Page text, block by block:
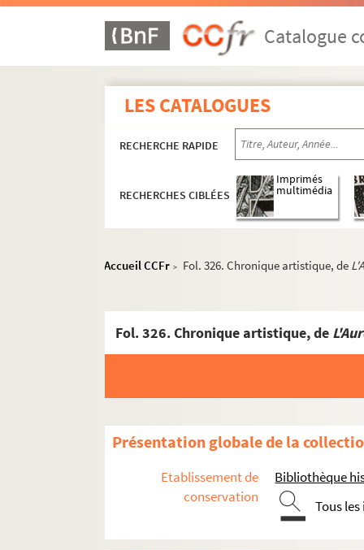
Catalogue
LES CATALOGUES
RECHERCHE RAPIDE
RECHERCHES CIBLÉES
Imprimés
multimédia
Accueil CCFr > Fol. 326. Chronique artistique, de
Fol. 326. Chronique artistique, de
Présentation globale de la
Etablissement de
conservation
Bibliothèque
Tous